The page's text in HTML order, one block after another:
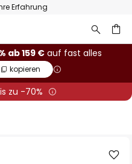
Erfahrung
ab 159 €auf fast alles
kopieren
zu -70%